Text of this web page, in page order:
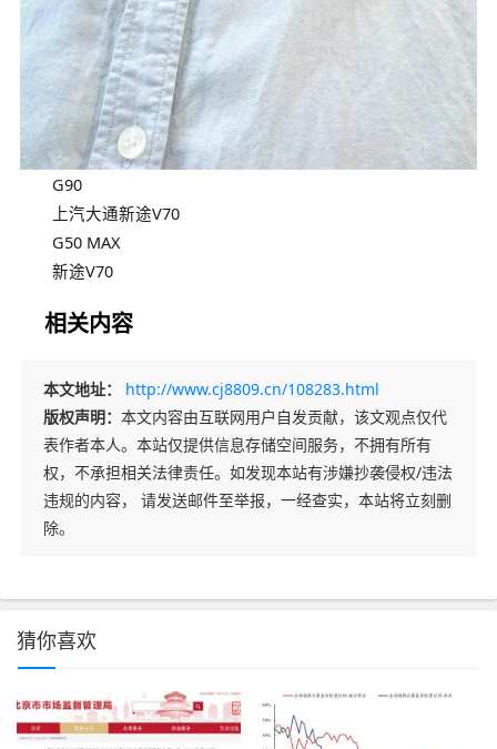
G90
上汽大通新途V70
G50 MAX
新途V70
相关内容
本文地址：
http://www.cj8809.cn/108283.html
版权声明： 本文内容由互联网用户自发贡献，该文观点仅代
表作者本人。本站仅提供信息存储空间服务，不拥有所有
权，不承担相关法律责任。如发现本站有涉嫌抄袭侵权/违法
违规的内容， 请发送邮件至举报，一经查实，本站将立刻删
除。
猜你喜欢